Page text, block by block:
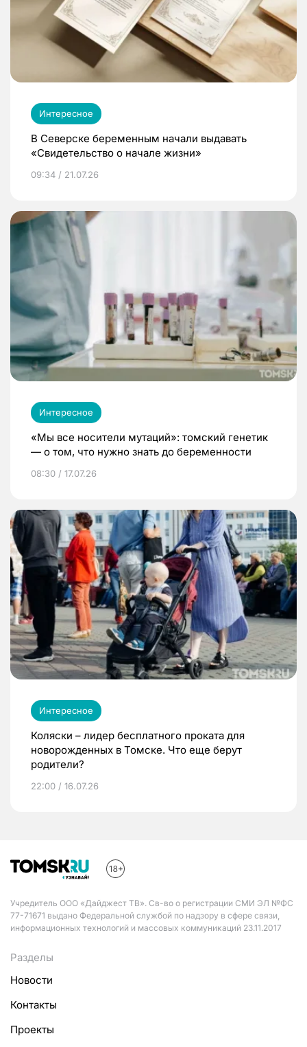
Интересное
В Северске беременным начали выдавать
«Свидетельство о начале жизни»
09:34 / 21.07.26
Интересное
«Мы все носители мутаций»: томский генетик
— о том, что нужно знать до беременности
08:30 / 17.07.26
Интересное
Коляски – лидер бесплатного проката для
новорожденных в Томске. Что еще берут
родители?
22:00 / 16.07.26
Учредитель ООО «Дайджест ТВ». Св-во о регистрации СМИ ЭЛ №ФС
77-71671 выдано Федеральной службой по надзору в сфере связи,
информационных технологий и массовых коммуникаций 23.11.2017
Разделы
Новости
Контакты
Проекты